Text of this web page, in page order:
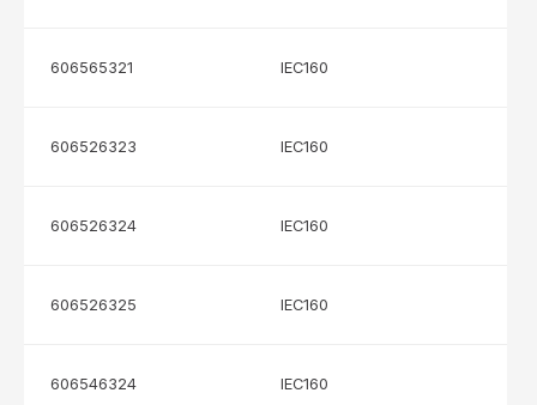
606565321 IEC160
606526323 IEC160
606526324 IEC160
606526325 IEC160
606546324 IEC160